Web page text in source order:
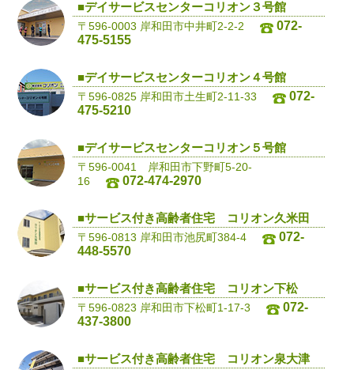
■デイサービスセンターコリオン３号館
〒596-0003 岸和田市中井町2-2-2
072-
475-5155
■デイサービスセンターコリオン４号館
〒596-0825 岸和田市土生町2-11-33
072-
475-5210
■デイサービスセンターコリオン５号館
〒596-0041 岸和田市下野町5-20-
16
072-474-2970
■サービス付き高齢者住宅 コリオン久米田
〒596-0813 岸和田市池尻町384-4
072-
448-5570
■サービス付き高齢者住宅 コリオン下松
〒596-0823 岸和田市下松町1-17-3
072-
437-3800
■サービス付き高齢者住宅 コリオン泉大津